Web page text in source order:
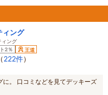
たが 土日やお盆は予約したほがよ
いっということでした。
ィング
ィング
2％ 王道
（222件）
。 口コミなどを見てデッキーズ